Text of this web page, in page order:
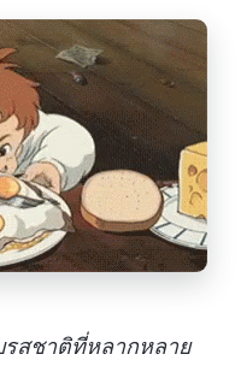
รสชาติที่หลากหลาย